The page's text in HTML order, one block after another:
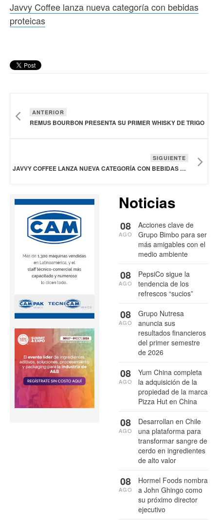
Javvy Coffee lanza nueva categoría con bebidas
proteicas
ANTERIOR
REMUS BOURBON PRESENTA SU PRIMER WHISKY DE TRIGO
SIGUIENTE
JAVVY COFFEE LANZA NUEVA CATEGORÍA CON BEBIDAS PROTEICAS
Noticias
Acciones clave de
Grupo Bimbo para ser
más amigables con el
medio ambiente
08
AGO
PepsiCo sigue la
tendencia de los
refrescos “sucios”
08
AGO
Grupo Nutresa
anuncia sus
resultados financieros
del primer semestre
de 2026
08
AGO
Yum China completa
la adquisición de la
propiedad de la marca
Pizza Hut en China
08
AGO
Desarrollan en Chile
una plataforma para
transformar sangre de
cerdo en ingredientes
de alto valor
08
AGO
Hormel Foods nombra
a John Ghingo como
su próximo director
ejecutivo
08
AGO